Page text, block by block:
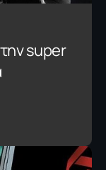
super